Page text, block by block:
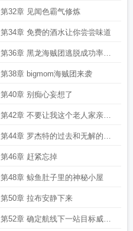
了
第32章 见闻色霸气修炼
第34章 免费的酒水让你尝尝味道
第36章 黑龙海贼团逃脱成功率
50％
第38章 bigmom海贼团来袭
第40章 别痴心妄想了
第42章 不要让我这个老人家亲自
动手
第44章 罗杰特的过去和无解的对
手
第46章 赶紧忘掉
第48章 鲸鱼肚子里的神秘小屋
第50章 拉布安静下来
第52章 确定航线下一站目标威士